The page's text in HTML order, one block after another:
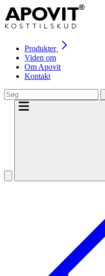
Produkter
Viden om
Om Apovit
Kontakt